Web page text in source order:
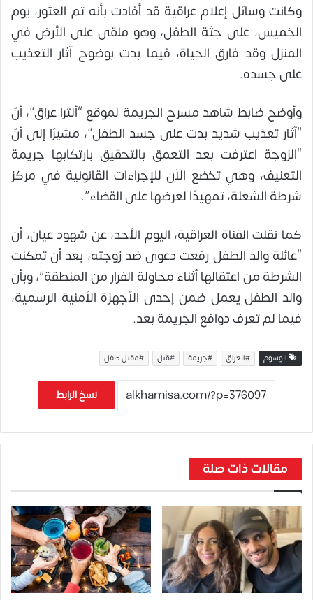
وكانت وسائل إعلام عراقية قد أفادت بأنه تم العثور، يوم
الخميس، على جثة الطفل، وهو ملقى على الأرض في
المنزل وقد فارق الحياة، فيما بدت بوضوح آثار التعذيب
على جسده.
وأوضح ضابط شاهد مسرح الجريمة لموقع “ألترا عراق”، أنّ
“آثار تعذيب شديد بدت على جسد الطفل”، مشيرًا إلى أنّ
“الزوجة اعترفت بعد التعمق بالتحقيق بارتكابها جريمة
التعنيف، وهي تخضع الآن للإجراءات القانونية في مركز
شرطة الشعلة، تمهيدًا لعرضها على القضاء”.
كما نقلت القناة العراقية، اليوم الأحد، عن شهود عيان، أن
“عائلة والد الطفل رفعت دعوى ضد زوجته، بعد أن تمكنت
الشرطة من اعتقالها أثناء محاولة الفرار من المنطقة”، وبأن
والد الطفل يعمل ضمن إحدى الأجهزة الأمنية الرسمية،
فيما لم تعرف دوافع الجريمة بعد.
الوسوم #العراق #جريمة #قتل #مقتل طفل
نسخ الرابط
مقالات ذات صلة